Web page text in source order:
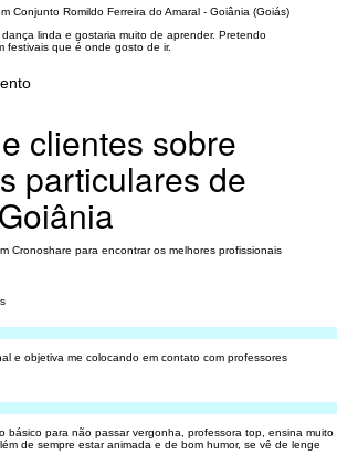
Conjunto Romildo Ferreira do Amaral - Goiânia (Goiás)
linda e gostaria muito de aprender. Pretendo
festivais que é onde gosto de ir.
clientes sobre
particulares de
Cronoshare para encontrar os melhores profissionais
e objetiva me colocando em contato com professores
básico para não passar vergonha, professora top, ensina muito
de sempre estar animada e de bom humor, se vê de lenge